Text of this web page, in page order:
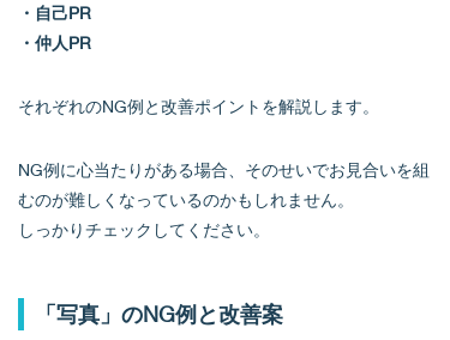
・自己PR
・仲人PR
それぞれのNG例と改善ポイントを解説します。
NG例に心当たりがある場合、そのせいでお見合いを組
むのが難しくなっているのかもしれません。
しっかりチェックしてください。
「写真」のNG例と改善案